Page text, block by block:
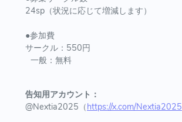
24sp（状況に応じて増減します）
●参加費
サークル：550円
一般：無料
告知用アカウント：
@Nextia2025（https://x.com/Nextia2025